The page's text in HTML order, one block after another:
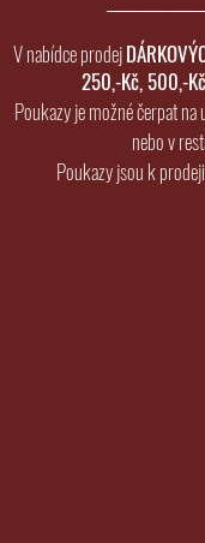
V nabídce prodejDÁRK
250,-Kč, 500,-
Poukazy je možné čerpat
nebo v
Poukazy jsou k